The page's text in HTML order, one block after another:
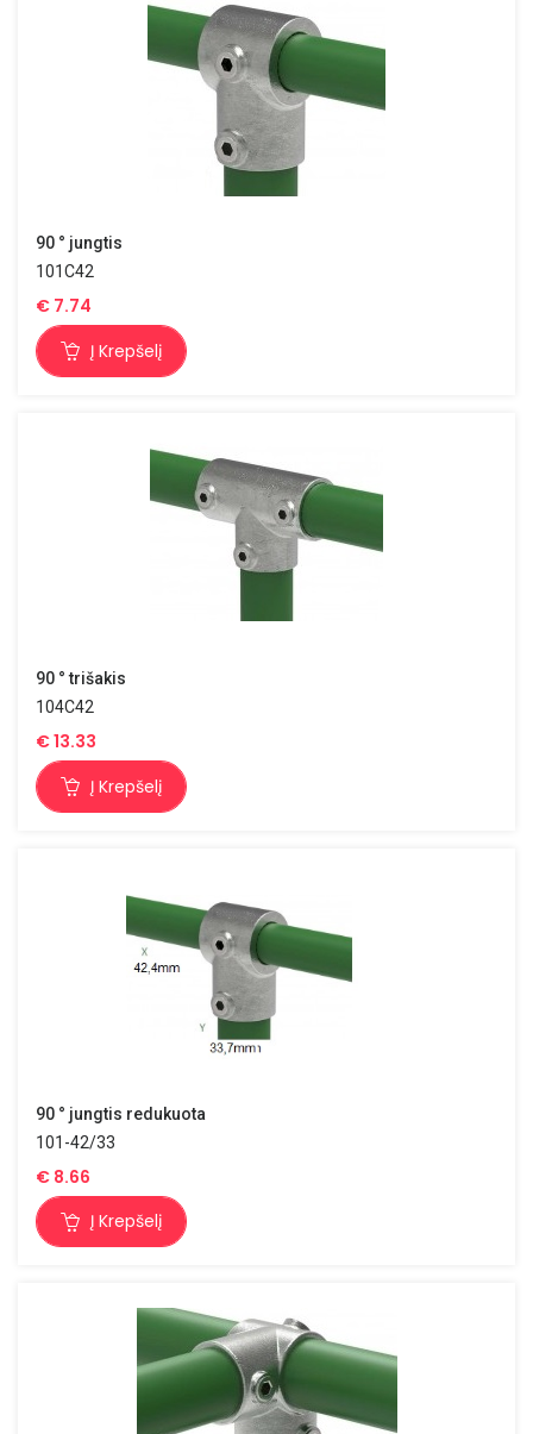
90 ° jungtis
101C42
€ 7.74
Į Krepšelį
90 ° trišakis
104C42
€13.33
Į Krepšelį
90 ° jungtis redukuota
101-42/33
€ 8.66
Į Krepšelį